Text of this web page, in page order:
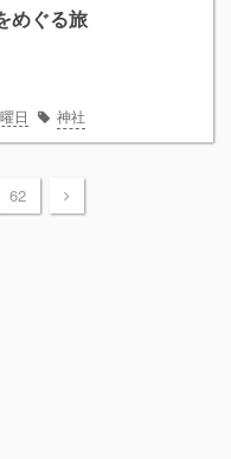
めぐる旅
日 神社
62